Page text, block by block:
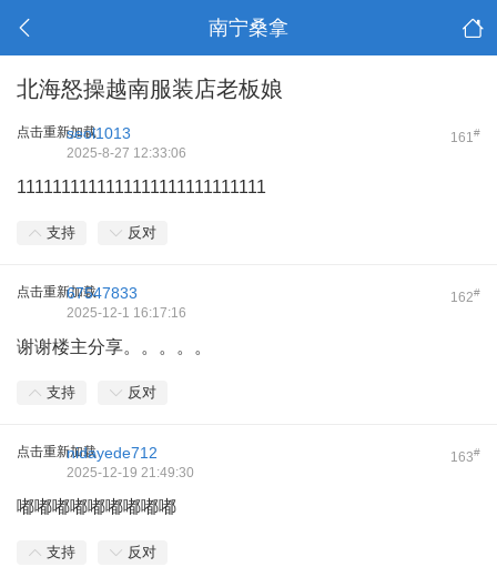
南宁桑拿
北海怒操越南服装店老板娘
点击重新加载 161#
seol1013
2025-8-27 12:33:06
1111111111111111111111111111
支持 反对
点击重新加载 162#
67547833
2025-12-1 16:17:16
谢谢楼主分享。。。。。
支持 反对
点击重新加载 163#
nidayede712
2025-12-19 21:49:30
嘟嘟嘟嘟嘟嘟嘟嘟嘟
支持 反对